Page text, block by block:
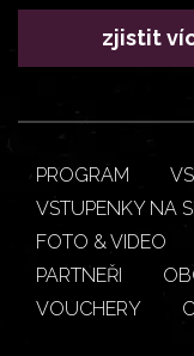
zjistit
PROGRAM
VSTUPENKY NA
FOTO & VIDEO
PARTNEŘI
VOUCHERY